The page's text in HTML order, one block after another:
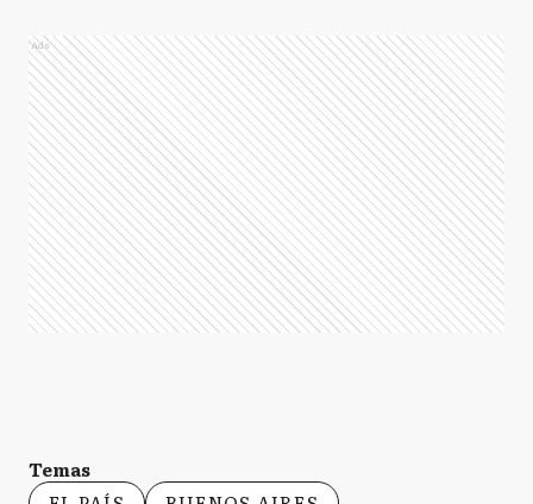
GA General Alvear
GA General Arenales
GB General Belgrano
Ads
Temas